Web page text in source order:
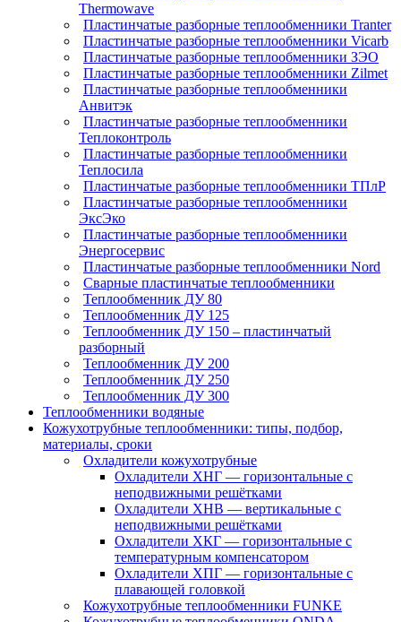
Thermowave
Пластинчатые разборные теплообменники Tranter
Пластинчатые разборные теплообменники Vicarb
Пластинчатые разборные теплообменники ЗЭО
Пластинчатые разборные теплообменники Zilmet
Пластинчатые разборные теплообменники
Анвитэк
Пластинчатые разборные теплообменники
Теплоконтроль
Пластинчатые разборные теплообменники
Теплосила
Пластинчатые разборные теплообменники ТПлР
Пластинчатые разборные теплообменники
ЭксЭко
Пластинчатые разборные теплообменники
Энергосервис
Пластинчатые разборные теплообменники Nord
Сварные пластинчатые теплообменники
Теплообменник ДУ 80
Теплообменник ДУ 125
Теплообменник ДУ 150 – пластинчатый
разборный
Теплообменник ДУ 200
Теплообменник ДУ 250
Теплообменник ДУ 300
Теплообменники водяные
Кожухотрубные теплообменники: типы, подбор,
материалы, сроки
Охладители кожухотрубные
Охладители ХНГ — горизонтальные с
неподвижными решётками
Охладители ХНВ — вертикальные с
неподвижными решётками
Охладители ХКГ — горизонтальные с
температурным компенсатором
Охладители ХПГ — горизонтальные с
плавающей головкой
Кожухотрубные теплообменники FUNKE